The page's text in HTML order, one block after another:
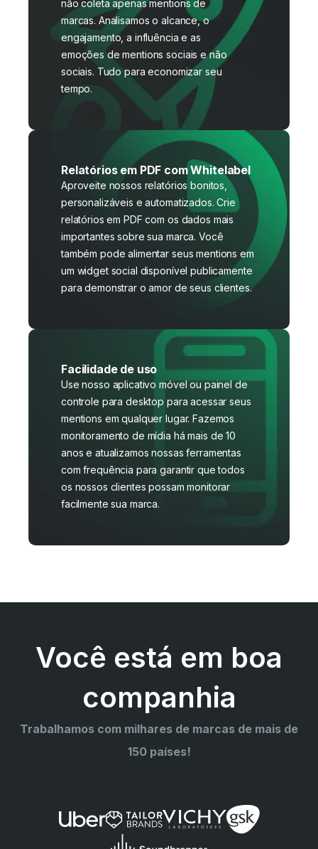
não coleta apenas mentions de
marcas. Analisamos o alcance, o
engajamento, a influência e as
emoções de mentions sociais e não
sociais. Tudo para economizar seu
tempo.
Relatórios em PDF com Whitelabel
Aproveite nossos relatórios bonitos,
personalizáveis e automatizados. Crie
relatórios em PDF com os dados mais
importantes sobre sua marca. Você
também pode alimentar seus mentions em
um widget social disponível publicamente
para demonstrar o amor de seus clientes.
Facilidade de uso
Use nosso aplicativo móvel ou painel de
controle para desktop para acessar seus
mentions em qualquer lugar. Fazemos
monitoramento de mídia há mais de 10
anos e atualizamos nossas ferramentas
com frequência para garantir que todos
os nossos clientes possam monitorar
facilmente sua marca.
Você está em boa
companhia
Trabalhamos com milhares de marcas de mais de
150 países!